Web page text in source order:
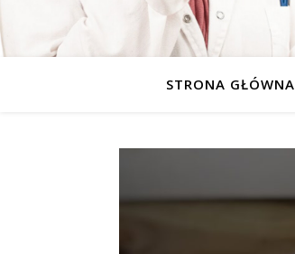
STRONA GŁÓWNA